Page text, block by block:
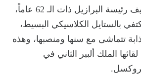
لا تتكلف ديلما روسيف رئيسة البرازيل ذات الـ 62 عاماً،
بالستايل الكلاسيكي البسيط،
تتماشى مع سنها ومنصبها، وهذه
الملك ألبير الثاني في
بروكسل.